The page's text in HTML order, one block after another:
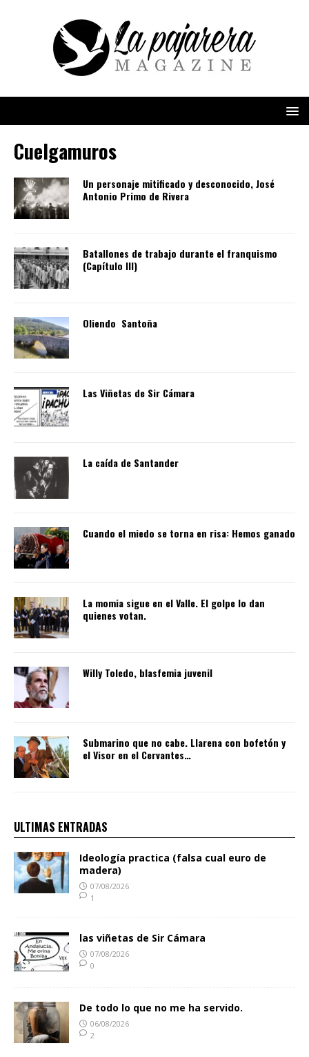
Cuelgamuros
Un personaje mitificado y desconocido, José
Antonio Primo de Rivera
Batallones de trabajo durante el franquismo
(Capítulo III)
Oliendo Santoña
Las Viñetas de Sir Cámara
La caída de Santander
Cuando el miedo se torna en risa: Hemos ganado
La momia sigue en el Valle. El golpe lo dan
quienes votan.
Willy Toledo, blasfemia juvenil
Submarino que no cabe. Llarena con bofetón y
el Visor en el Cervantes…
ULTIMAS ENTRADAS
Ideología practica (falsa cual euro de
madera)
07/08/2026
1
las viñetas de Sir Cámara
07/08/2026
0
De todo lo que no me ha servido.
06/08/2026
2